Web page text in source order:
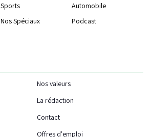
Sports
Automobile
Nos Spéciaux Podcast
Nos valeurs
La rédaction
Contact
Offres d'emploi